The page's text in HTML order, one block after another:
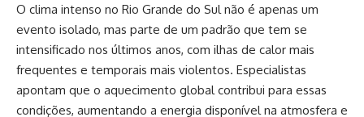
O clima intenso no Rio Grande do Sul não é apenas um
evento isolado, mas parte de um padrão que tem se
intensificado nos últimos anos, com ilhas de calor mais
frequentes e temporais mais violentos. Especialistas
apontam que o aquecimento global contribui para essas
condições, aumentando a energia disponível na atmosfera e